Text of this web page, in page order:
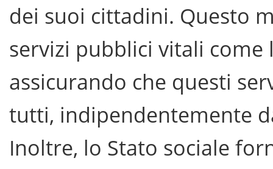
dei suoi cittadini. Questo
servizi pubblici vitali
assicurando che questi
tutti, indipendentemente
Inoltre, lo Stato sociale